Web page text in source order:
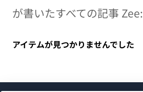
が書いたすべての記事 Zee:
アイテムが見つかりませんでした